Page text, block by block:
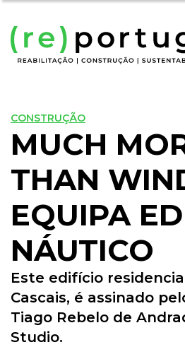
CONSTRUÇÃO
MUCH
THAN
EQUIPA
NÁUTICO
Este edifício
Cascais, é assinado
Tiago Rebelo de
Studio.